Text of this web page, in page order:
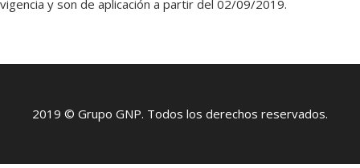
vigencia y son de aplicación a partir del 02/09/2019.
2019 © Grupo GNP. Todos los derechos reservados.